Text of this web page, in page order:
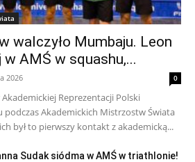
walczyło Mumbaju. Leon
w AMŚ w squashu,...
2026 0
Reprezentacji Polski
podczas Akademickich Mistrzostw Świata
był to pierwszy kontakt z akademicką...
Sudak siódma w AMŚ w triathlonie!